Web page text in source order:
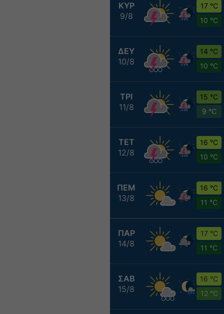
ΚΥΡ
9/8
17 °C
10 °C
ΔΕΥ
10/8
14 °C
10 °C
ΤΡΙ
11/8
15 °C
9 °C
ΤΕΤ
12/8
16 °C
10 °C
ΠΕΜ
13/8
16 °C
11 °C
ΠΑΡ
14/8
17 °C
11 °C
ΣΑΒ
15/8
16 °C
12 °C